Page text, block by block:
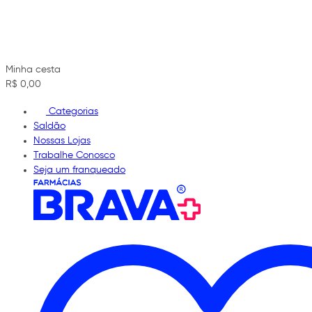
Minha cesta
R$ 0,00
Categorias
Saldão
Nossas Lojas
Trabalhe Conosco
Seja um franqueado